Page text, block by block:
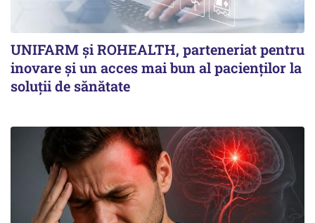
UNIFARM și ROHEALTH, parteneriat pentru
inovare și un acces mai bun al pacienților la
soluții de sănătate